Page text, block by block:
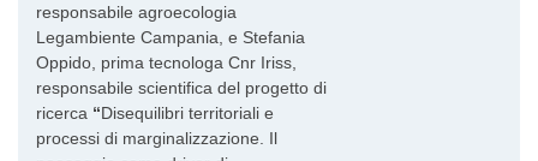
responsabile agroecologia
Legambiente Campania, e Stefania
Oppido, prima tecnologa Cnr Iriss,
responsabile scientifica del progetto di
ricerca “Disequilibri territoriali e
processi di marginalizzazione. Il